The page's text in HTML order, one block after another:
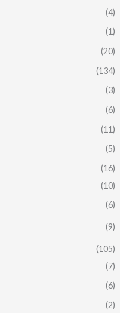
(4)
(1)
(20)
(134)
(3)
(6)
(11)
(5)
(16)
(10)
(6)
(9)
(105)
(7)
(6)
(2)